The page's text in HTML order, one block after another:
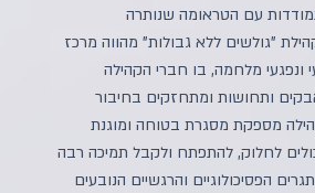
עם הטראומה שנותרה
"גולשים ללא גבולות" מהווה מרכז
ונפגעי מלחמה, בו חברי הקהילה
ותחושות ומתחזקים בחיבור
מספקת מסגרת בטוחה ומוגנת
לחלוק, להתפתח ולקבל תמיכה רבה
הפסיכולוגיים והרגשיים הנובעים